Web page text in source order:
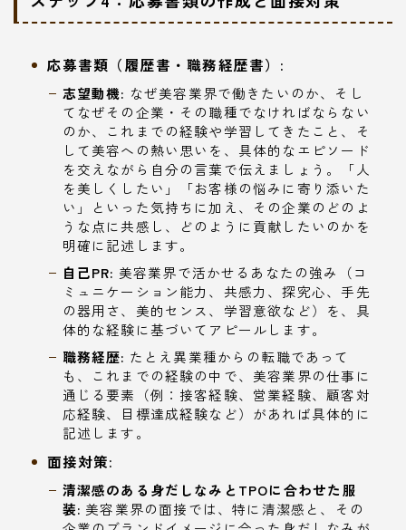
応募書類（履歴書・職務経歴書）:
志望動機: なぜ美容業界で働きたいのか、そし
てなぜその企業・その職種でなければならない
のか、これまでの経験や学習してきたこと、そ
して美容への熱い思いを、具体的なエピソード
を交えながら自分の言葉で伝えましょう。「人
を美しくしたい」「お客様の悩みに寄り添いた
い」といった気持ちに加え、その企業のどのよ
うな点に共感し、どのように貢献したいのかを
明確に記述します。
自己PR: 美容業界で活かせるあなたの強み（コ
ミュニケーション能力、共感力、探究心、手先
の器用さ、美的センス、学習意欲など）を、具
体的な経験に基づいてアピールします。
職務経歴: たとえ異業種からの転職であって
も、これまでの経験の中で、美容業界の仕事に
通じる要素（例：接客経験、営業経験、顧客対
応経験、目標達成経験など）があれば具体的に
記述します。
面接対策:
清潔感のある身だしなみとTPOに合わせた服
装: 美容業界の面接では、特に清潔感と、その